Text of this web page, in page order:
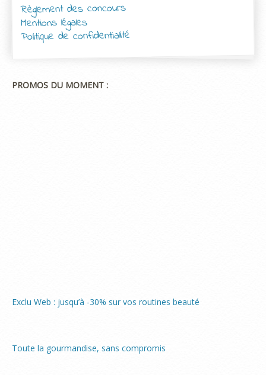
Règlement des concours
Mentions légales
Politique de confidentialité
PROMOS DU MOMENT :
Exclu Web : jusqu’à -30% sur vos routines beauté
Toute la gourmandise, sans compromis